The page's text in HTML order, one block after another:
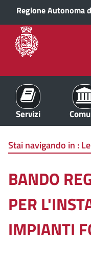
Regione Autonoma
Servizi
Stai navigando in :
BANDO
PER
IMPIANTI